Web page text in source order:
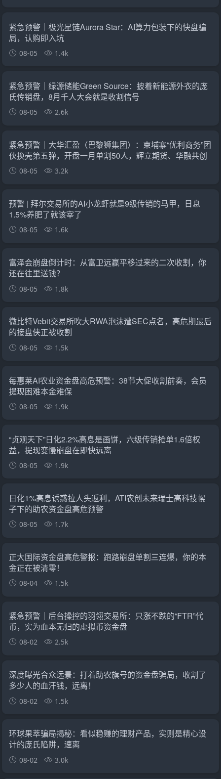
紧急预警｜极光星链Aurora Star：AI算力包装下的快盘骗
局，认购即入坑
08-05 1.4k
紧急预警｜绿源储能Green Source：披着新能源外衣的庞
氏传销盘，8月千人大会就是收割信号
08-05 2.6k
紧急预警｜大华汇盈（巴黎狮集团）：柬埔寨“优利商务”团
伙换壳第五弹，开盘一月单割50人，辉立期货、华融共创
怎么崩的它就怎么崩
08-05 3.2k
预警 | 拜尔交易所的AI小龙虾就是9级传销的马甲，日息
1.5%养肥了就该宰了
08-05 1.6k
富泽会崩盘倒计时：从富卫远赢平移过来的二次收割，你
还在往里送钱？
08-05 1.8k
微比特Vebit交易所吹大RWA泡沫遭SEC点名，高危期最后
的接盘侠正被收割
08-05 1.5k
每惠莱AI农业资金盘高危预警：38节大促收割前奏，会员
提现困难本金难保
08-05 1.9k
“贞观天下”日化2.2%高息是画饼，六级传销抢单1.6倍权
益，提现变慢崩盘在即快远离
08-05 1.9k
日化1%高息诱惑拉人头返利，ATI农创未来瑞士高科技幌
子下的助农资金盘高危预警
08-05 1.7k
正大国际资金盘高危警报：跑路崩盘单割三连爆，你的本
金正在被清零！
08-04 1.5k
紧急预警｜后台操控的羽翎交易所：只涨不跌的“FTR”代
币，实为血本无归的虚拟币资金盘
08-02 2.5k
深度曝光合众远景：打着助农旗号的资金盘骗局，收割了
多少人的血汗钱，远离！
08-02 1.5k
环球果萃骗局揭秘：看似稳赚的理财产品，实则是精心设
计的庞氏陷阱，速离
08-02 3.0k